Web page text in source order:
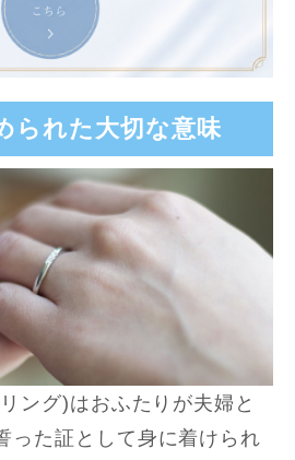
られた大切な意味
ング)はおふたりが夫婦と
った証として身に着けられ